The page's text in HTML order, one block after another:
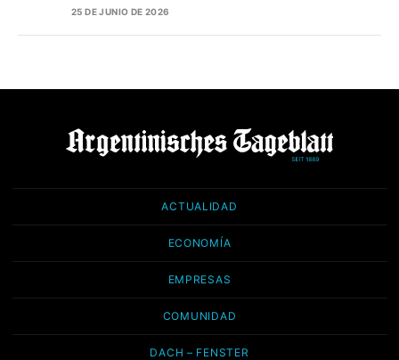
25 DE JUNIO DE 2026
ACTUALIDAD
ECONOMÍA
EMPRESAS
COMUNIDAD
DACH – FENSTER